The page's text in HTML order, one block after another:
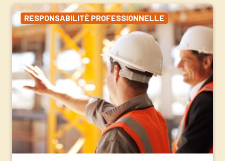
RESPONSABILITÉ PROFESSIONNELLE